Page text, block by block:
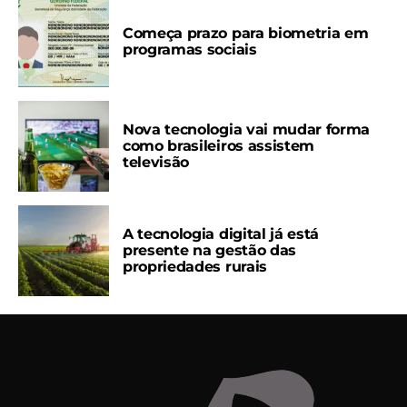
Começa prazo para biometria em
programas sociais
Nova tecnologia vai mudar forma
como brasileiros assistem
televisão
A tecnologia digital já está
presente na gestão das
propriedades rurais